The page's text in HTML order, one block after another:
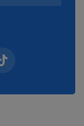
fenêtre)
(nouvelle
Tiktok (nouvelle